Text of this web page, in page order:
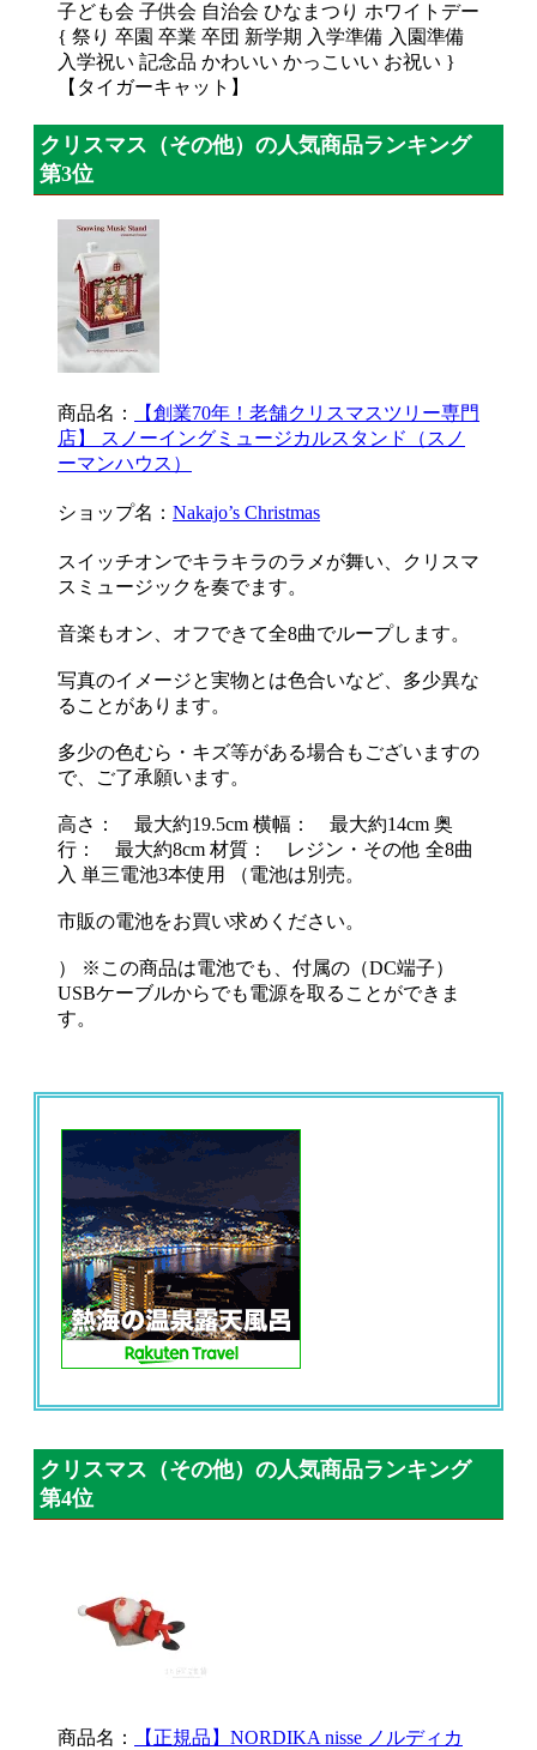
子ども会 子供会 自治会 ひなまつり ホワイトデー
{ 祭り 卒園 卒業 卒団 新学期 入学準備 入園準備
入学祝い 記念品 かわいい かっこいい お祝い }
【タイガーキャット】
クリスマス（その他）の人気商品ランキング
第3位
商品名：
【創業70年！老舗クリスマスツリー専門
店】 スノーイングミュージカルスタンド（スノ
ーマンハウス）
ショップ名： Nakajo’s Christmas
スイッチオンでキラキラのラメが舞い、クリスマ
スミュージックを奏でます。
音楽もオン、オフできて全8曲でループします。
写真のイメージと実物とは色合いなど、多少異な
ることがあります。
多少の色むら・キズ等がある場合もございますの
で、ご了承願います。
高さ： 最大約19.5cm 横幅： 最大約14cm 奥
行： 最大約8cm 材質： レジン・その他 全8曲
入 単三電池3本使用 （電池は別売。
市販の電池をお買い求めください。
） ※この商品は電池でも、付属の（DC端子）
USBケーブルからでも電源を取ることができま
す。
クリスマス（その他）の人気商品ランキング
第4位
商品名：
【正規品】NORDIKA nisse ノルディカ